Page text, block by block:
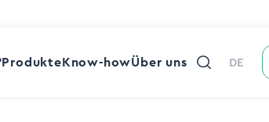
Produkte Know-howÜber uns DE